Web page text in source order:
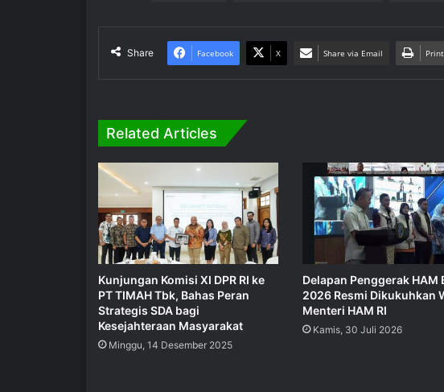
Share Facebook X Share via Email Print
Related Articles
Kunjungan Komisi XI DPR RI ke
PT TIMAH Tbk, Bahas Peran
Strategis SDA bagi
Kesejahteraan Masyarakat
Minggu, 14 Desember 2025
Delapan Penggerak HAM
2026 Resmi Dikukuhkan
Menteri HAM RI
Kamis, 30 Juli 2026